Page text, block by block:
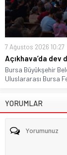
7 Ağustos 2026 10:27
Açıkhava’da dev
Bursa Büyükşehir
Uluslararası Bursa
YORUMLAR